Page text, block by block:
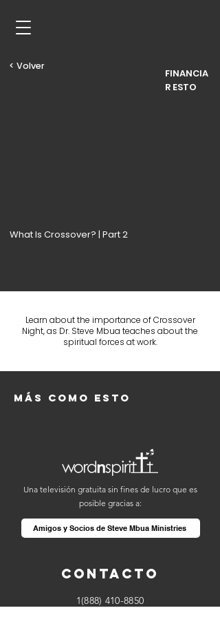
< Volver
FINANCIA
R ESTO
What Is Crossover? | Part 2
Learn about the importance of Crossover
Night, as Dr. Steve Mbua teaches about the
spiritual forces at work.
Más como esto
Contacto
1(888) 410-8850
Una televisión gratuita sin fines de lucro que es
posible gracias a:
Amigos y Socios de Steve Mbua Ministries